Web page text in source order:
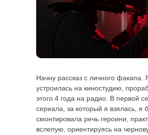
Начну рассказ с личного факапа.
устроилась на киностудию,
этого 4 года на радио. В первой
сериала, за который я взялась, я
смонтировала речь героини,
вслепую, ориентируясь на